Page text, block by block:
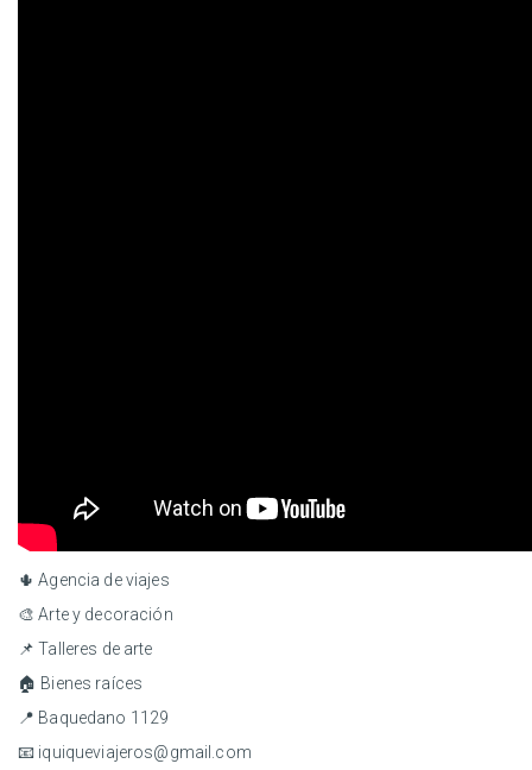
🌵 Agencia de viajes
🎨 Arte y decoración
📌 Talleres de arte
🏠 Bienes raíces
📍 Baquedano 1129
📧 iquiqueviajeros@gmail.com